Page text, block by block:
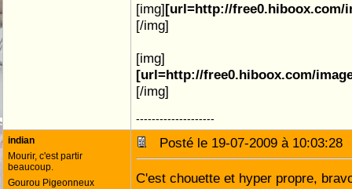
[img][url=http://free0.hiboox.com/
[/img]
[img]
[url=http://free0.hiboox.com/
[/img]
--------------------
indian
Mourir, c'est partir
beaucoup.
Gourou Pigeonneux
Posté le 19-07-2009 à
C'est chouette et hyper propre,